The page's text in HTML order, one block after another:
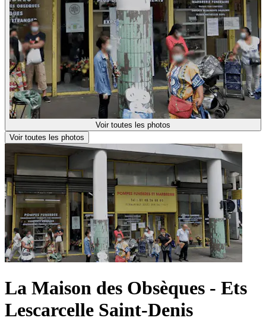
Voir toutes les photos
Voir toutes les photos
La Maison des Obsèques - Ets
Lescarcelle Saint-Denis